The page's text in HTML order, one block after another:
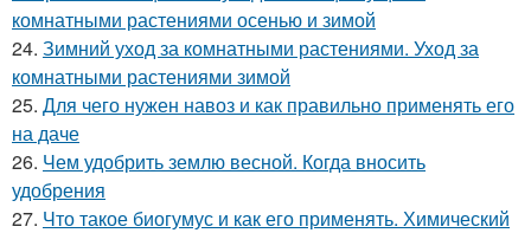
комнатными растениями осенью и зимой
24. Зимний уход за комнатными растениями. Уход за
комнатными растениями зимой
25. Для чего нужен навоз и как правильно применять его
на даче
26. Чем удобрить землю весной. Когда вносить
удобрения
27. Что такое биогумус и как его применять. Химический